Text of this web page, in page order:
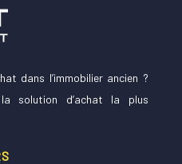
dans l’immobilier ancien ?
solution d’achat la plus